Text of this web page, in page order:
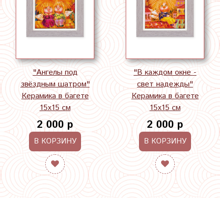
"Ангелы под
звёздным шатром"
Керамика в багете
15х15 см
2 000 р
В КОРЗИНУ
"В каждом окне -
свет надежды"
Керамика в багете
15х15 см
2 000 р
В КОРЗИНУ